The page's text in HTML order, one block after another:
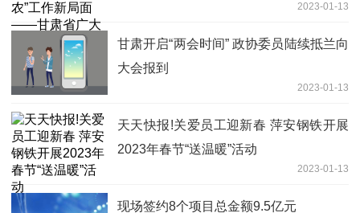
部群众热议省委农村工作会议精神2023-01-13
甘肃开启“两会时间” 政协委员陆续抵兰向
大会报到
2023-01-13
天天快报!关爱员工迎新春 萍安钢铁开展
2023年春节“送温暖”活动
2023-01-13
现场签约8个项目总金额9.5亿元